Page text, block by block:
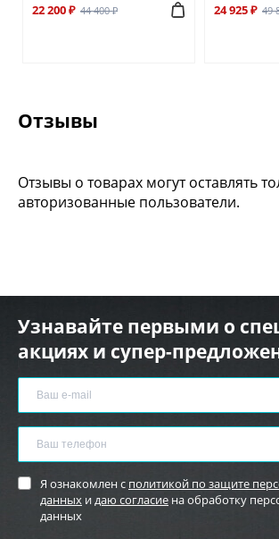
22 200 ₽ 44 400 ₽ 24 925 ₽ 49
Отзывы
Отзывы о товарах могут оставлять
авторизованные пользователи.
Узнавайте первыми о
акциях и супер-
Я ознакомлен с политикой по защите
данных идаю согласие на обработку
данных